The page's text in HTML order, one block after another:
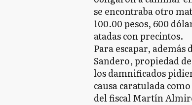
se encontraba otro
100.00 pesos, 600
atadas con precintos.
Para escapar,
Sandero, propiedad
los damnificados
causa caratulada
del fiscal Martín